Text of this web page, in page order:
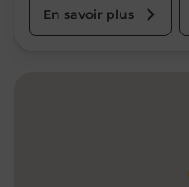
En savoir plus